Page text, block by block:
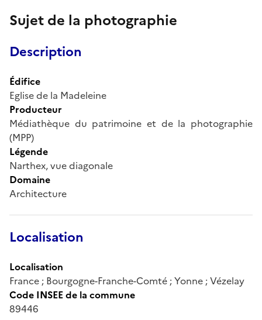
Sujet de la photographie
Description
Édifice
Eglise de la Madeleine
Producteur
Médiathèque du patrimoine et de la photographie
(MPP)
Légende
Narthex, vue diagonale
Domaine
Architecture
Localisation
Localisation
France ; Bourgogne-Franche-Comté ; Yonne ; Vézelay
Code INSEE de la commune
89446